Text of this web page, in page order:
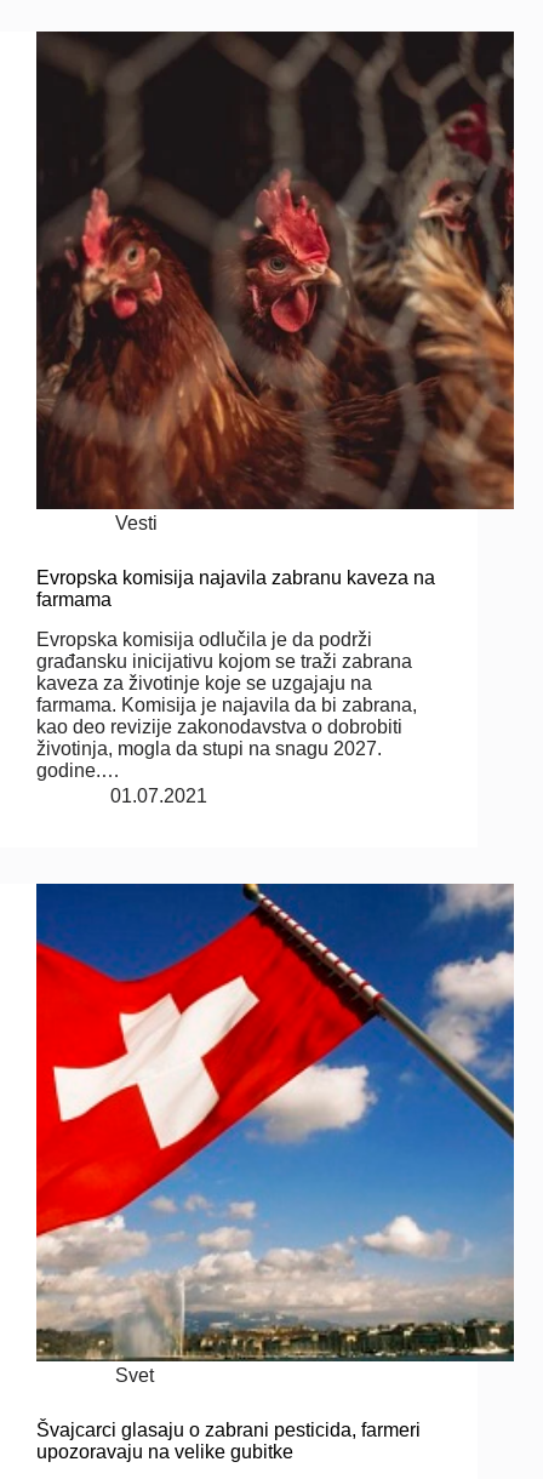
Vesti
Evropska komisija najavila zabranu kaveza na
farmama
Evropska komisija odlučila je da podrži
građansku inicijativu kojom se traži zabrana
kaveza za životinje koje se uzgajaju na
farmama. Komisija je najavila da bi zabrana,
kao deo revizije zakonodavstva o dobrobiti
životinja, mogla da stupi na snagu 2027.
godine.…
01.07.2021
Svet
Švajcarci glasaju o zabrani pesticida, farmeri
upozoravaju na velike gubitke